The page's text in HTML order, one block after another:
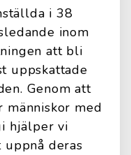
i 38
inom
att bli
uppskattade
Genom att
människor med
hjälper vi
uppnå deras